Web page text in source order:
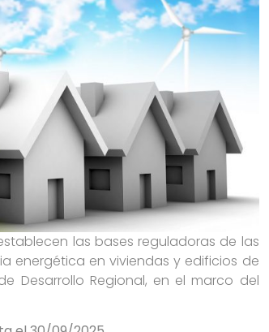
las bases reguladoras de las
energética en viviendas y edificios de
Desarrollo Regional, en el marco del